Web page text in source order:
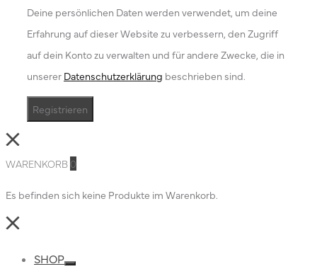
Deine persönlichen Daten werden verwendet, um deine
Erfahrung auf dieser Website zu verbessern, den Zugriff
auf dein Konto zu verwalten und für andere Zwecke, die in
unserer Datenschutzerklärung beschrieben sind.
Registrieren
Close
WARENKORB 0
Es befinden sich keine Produkte im Warenkorb.
Close
SHOP